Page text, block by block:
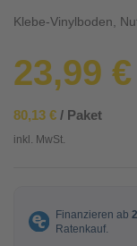
Klebe-Vinylboden,
23,99 €
80,13 € / Paket
inkl. MwSt.